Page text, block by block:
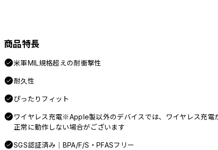
商品特長
米軍MIL規格超えの耐衝撃性
耐久性
ぴったりフィット
ワイヤレス充電※Apple製以外のデバイスでは、ワイヤレス充電
正常に動作しない場合がございます
SGS認証済み｜BPA/F/S・PFASフリー